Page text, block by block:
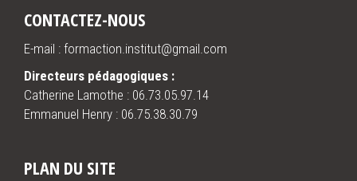
CONTACTEZ-NOUS
E-mail : formaction.institut@gmail.com
Directeurs pédagogiques :
Catherine Lamothe : 06.73.05.97.14
Emmanuel Henry : 06.75.38.30.79
PLAN DU SITE